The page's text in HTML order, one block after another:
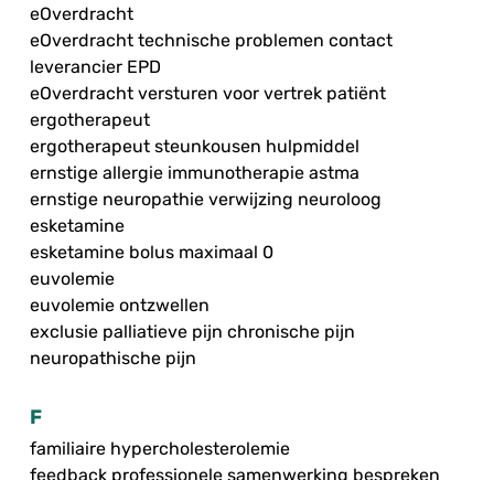
eOverdracht
eOverdracht technische problemen contact
leverancier EPD
eOverdracht versturen voor vertrek patiënt
ergotherapeut
ergotherapeut steunkousen hulpmiddel
ernstige allergie immunotherapie astma
ernstige neuropathie verwijzing neuroloog
esketamine
esketamine bolus maximaal 0
euvolemie
euvolemie ontzwellen
exclusie palliatieve pijn chronische pijn
neuropathische pijn
F
familiaire hypercholesterolemie
feedback professionele samenwerking bespreken